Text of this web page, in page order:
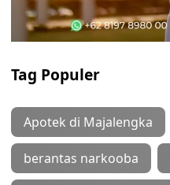
Tag Populer
Apotek di Majalengka
berantas narkooba